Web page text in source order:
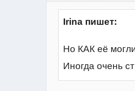
Irina пишет:
Но КАК её
Иногда очень